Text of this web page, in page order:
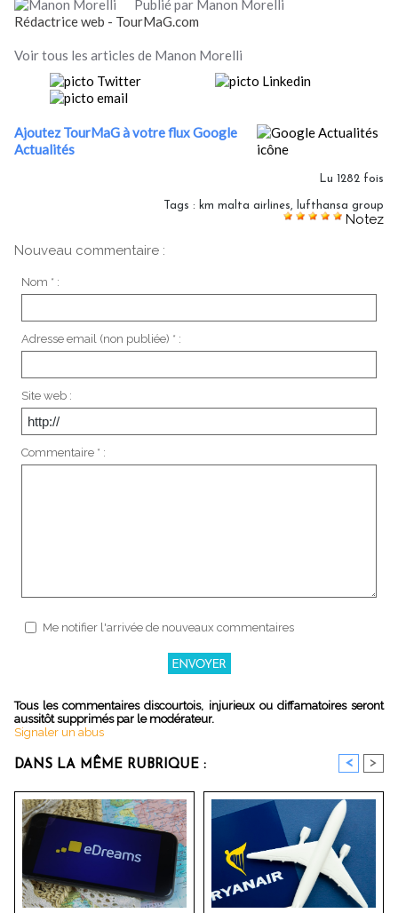
Publié par Manon Morelli
Rédactrice web - TourMaG.com
Voir tous les articles de Manon Morelli
Ajoutez TourMaG à votre flux Google
Actualités
Lu 1282 fois
Tags : km malta airlines, lufthansa group
Notez
Nouveau commentaire :
Nom * :
Adresse email (non publiée) * :
Site web :
Commentaire * :
Me notifier l'arrivée de nouveaux commentaires
Tous les commentaires discourtois, injurieux ou diffamatoires seront
aussitôt supprimés par le modérateur.
Signaler un abus
DANS LA MÊME RUBRIQUE : < >